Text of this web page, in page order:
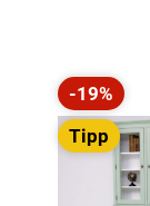
Rabatt
-19%
Tipp